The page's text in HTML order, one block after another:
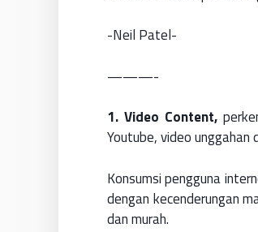
-Neil Patel-
———-
1. Video Content,
Youtube, video
Konsumsi pengguna
dengan kecenderungan
dan murah.